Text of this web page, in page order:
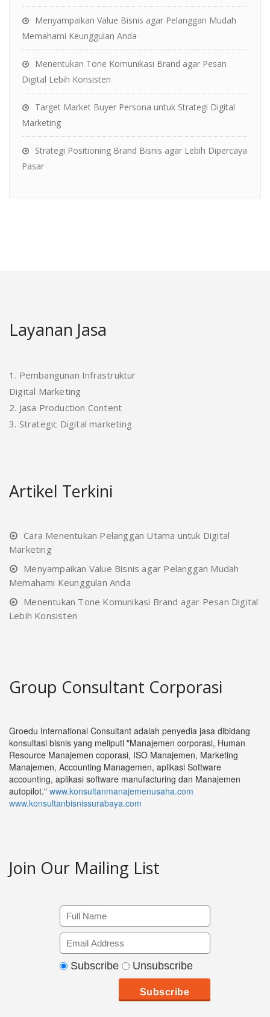
Menyampaikan Value Bisnis agar Pelanggan Mudah
Memahami Keunggulan Anda
Menentukan Tone Komunikasi Brand agar Pesan
Digital Lebih Konsisten
Target Market Buyer Persona untuk Strategi Digital
Marketing
Strategi Positioning Brand Bisnis agar Lebih Dipercaya
Pasar
Layanan Jasa
1. Pembangunan Infrastruktur
Digital Marketing
2. Jasa Production Content
3. Strategic Digital marketing
Artikel Terkini
Cara Menentukan Pelanggan Utama untuk Digital
Marketing
Menyampaikan Value Bisnis agar Pelanggan Mudah
Memahami Keunggulan Anda
Menentukan Tone Komunikasi Brand agar Pesan Digital
Lebih Konsisten
Group Consultant Corporasi
Groedu International Consultant adalah penyedia jasa dibidang
konsultasi bisnis yang meliputi "Manajemen corporasi, Human
Resource Manajemen coporasi, ISO Manajemen, Marketing
Manajemen, Accounting Managemen, aplikasi Software
accounting, aplikasi software manufacturing dan Manajemen
autopilot." www.konsultanmanajemenusaha.com
www.konsultanbisnissurabaya.com
Join Our Mailing List
Subscribe Unsubscribe